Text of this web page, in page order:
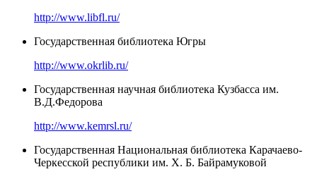
http://www.libfl.ru/
Государственная библиотека Югры
http://www.okrlib.ru/
Государственная научная библиотека Кузбасса им.
В.Д.Федорова
http://www.kemrsl.ru/
Государственная Национальная библиотека Карачаево-
Черкесской республики им. Х. Б. Байрамуковой